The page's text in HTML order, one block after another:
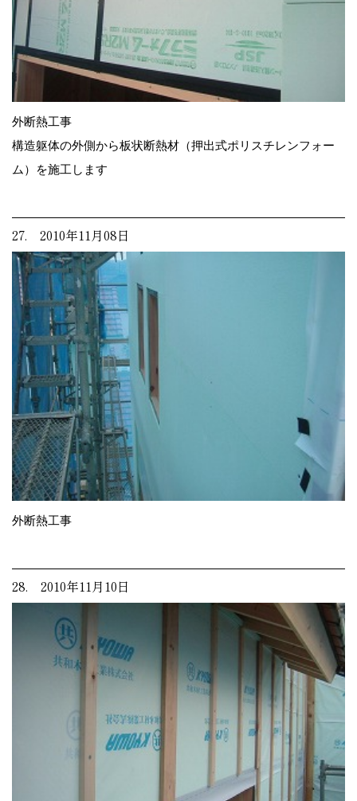
外断熱工事
構造躯体の外側から板状断熱材（押出式ポリスチレンフォー
ム）を施工します
27. 2010年11月08日
外断熱工事
28. 2010年11月10日